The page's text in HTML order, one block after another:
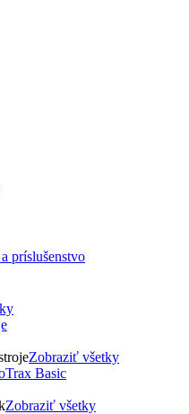
príslušenstvo
Zobraziť všetky
Zobraziť všetky